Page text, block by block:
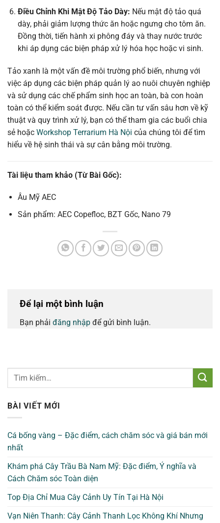
Điều Chỉnh Khi Mật Độ Tảo Dày: Nếu mật độ tảo quá
dày, phải giảm lượng thức ăn hoặc ngưng cho tôm ăn.
Đồng thời, tiến hành xi phông đáy và thay nước trước
khi áp dụng các biện pháp xử lý hóa học hoặc vi sinh.
Tảo xanh là một vấn đề môi trường phổ biến, nhưng với
việc áp dụng các biện pháp quản lý ao nuôi chuyên nghiệp
và sử dụng các chế phẩm sinh học an toàn, bà con hoàn
toàn có thể kiểm soát được. Nếu cần tư vấn sâu hơn về kỹ
thuật và quy trình xử lý, bạn có thể tham gia các buổi chia
sẻ hoặc Workshop Terrarium Hà Nội của chúng tôi để tìm
hiểu về hệ sinh thái và sự cân bằng môi trường.
Tài liệu tham khảo (Từ Bài Gốc):
Âu Mỹ AEC
Sản phẩm: AEC Copefloc, BZT Gốc, Nano 79
Để lại một bình luận
Bạn phải đăng nhập để gửi bình luận.
BÀI VIẾT MỚI
Cá bống vàng – Đặc điểm, cách chăm sóc và giá bán mới
nhất
Khám phá Cây Trầu Bà Nam Mỹ: Đặc điểm, Ý nghĩa và
Cách Chăm sóc Toàn diện
Top Địa Chỉ Mua Cây Cảnh Uy Tín Tại Hà Nội
Vạn Niên Thanh: Cây Cảnh Thanh Lọc Không Khí Nhưng